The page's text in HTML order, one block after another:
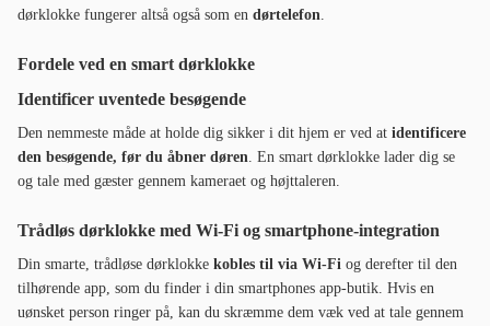
dørklokke fungerer altså også som en dørtelefon
Fordele ved en smart dørklokke
Identificer uventede besøgende
Den nemmeste måde at holde dig sikker i dit hjem er ved at identificere
den besøgende, før du åbner døren . En smart dørklokke lader dig se
og tale med gæster gennem kameraet og højttaleren.
Trådløs dørklokke med Wi-Fi og smartphone-integration
Din smarte, trådløse dørklokke kobles til via Wi-Fi og derefter til den
tilhørende app, som du finder i din smartphones app-butik. Hvis en
uønsket person ringer på, kan du skræmme dem væk ved at tale gennem